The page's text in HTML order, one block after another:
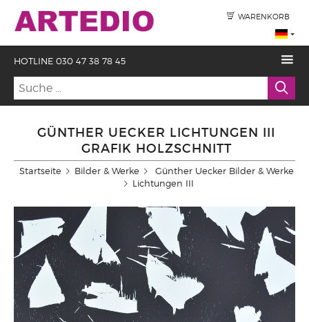
WARENKORB
HOTLINE 030 47 38 78 45
GÜNTHER UECKER LICHTUNGEN III
GRAFIK HOLZSCHNITT
Startseite Bilder & Werke
Günther Uecker Bilder & Werke
Lichtungen III